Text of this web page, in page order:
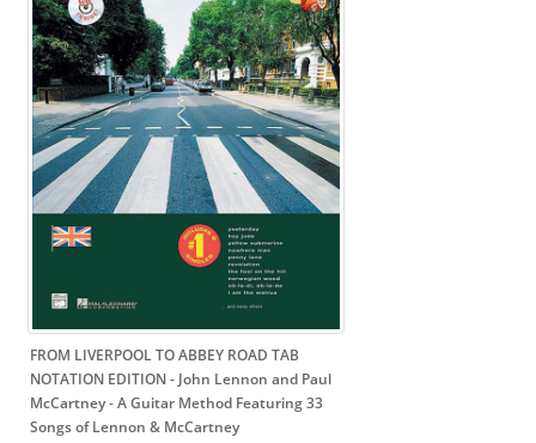
FROM LIVERPOOL TO ABBEY ROAD TAB
NOTATION EDITION - John Lennon and Paul
McCartney- A Guitar Method Featuring 33
Songs of Lennon & McCartney